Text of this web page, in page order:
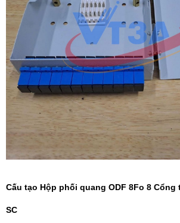
Cấu tạo Hộp phối quang ODF 8Fo 8
SC